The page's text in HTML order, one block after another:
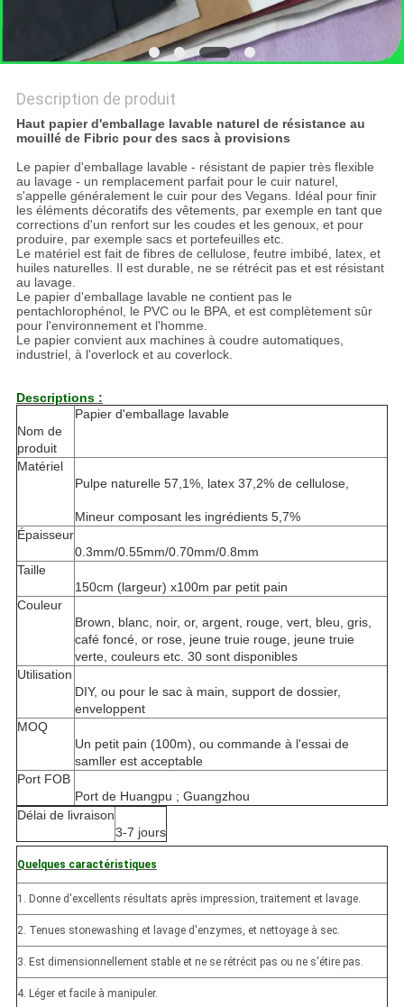
POLITIQUE
DE
CONFIDENTIALITÉ
Description de produit
Haut papier d'emballage lavable naturel de résistance au
mouillé de Fibric pour des sacs à provisions
Le papier d'emballage lavable - résistant de papier très flexible
au lavage - un remplacement parfait pour le cuir naturel,
s'appelle généralement le cuir pour des Vegans. Idéal pour finir
les éléments décoratifs des vêtements, par exemple en tant que
corrections d'un renfort sur les coudes et les genoux, et pour
produire, par exemple sacs et portefeuilles etc.
Le matériel est fait de fibres de cellulose, feutre imbibé, latex, et
huiles naturelles. Il est durable, ne se rétrécit pas et est résistant
au lavage.
Le papier d'emballage lavable ne contient pas le
pentachlorophénol, le PVC ou le BPA, et est complètement sûr
pour l'environnement et l'homme.
Le papier convient aux machines à coudre automatiques,
industriel, à l'overlock et au coverlock.
Descriptions :
Nom de
produit
Papier d'emballage lavable
Matériel
Pulpe naturelle 57,1%, latex 37,2% de cellulose,
Mineur composant les ingrédients 5,7%
Épaisseur
0.3mm/0.55mm/0.70mm/0.8mm
Taille
150cm (largeur) x100m par petit pain
Couleur
Brown, blanc, noir, or, argent, rouge, vert, bleu, gris,
café foncé, or rose, jeune truie rouge, jeune truie
verte, couleurs etc. 30 sont disponibles
Utilisation
DIY, ou pour le sac à main, support de dossier,
enveloppent
MOQ
Un petit pain (100m), ou commande à l'essai de
samller est acceptable
Port FOB
Port de Huangpu ; Guangzhou
Délai de livraison
3-7 jours
Quelques caractéristiques
1. Donne d'excellents résultats après impression, traitement et lavage.
2. Tenues stonewashing et lavage d'enzymes, et nettoyage à sec.
3. Est dimensionnellement stable et ne se rétrécit pas ou ne s'étire pas.
4. Léger et facile à manipuler.